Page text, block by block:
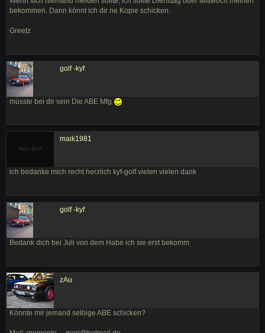
bekommen. Dann könnt ich dir ne Kopie schicken.
Greetz
golf -kyf
müsste bei dir sein Die ABE Mfg
maik1981
ich bedanke mich recht herzlich kyf-golf.vielen vielen dank
golf -kyf
Bedank dich bei Juli von dem Habe ich sie erst bekomm
zAu
Könnte mir jemand selbige ABE schicken?